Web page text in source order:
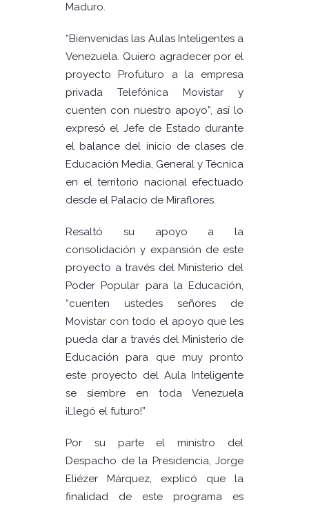
Maduro.
“Bienvenidas las Aulas Inteligentes a
Venezuela. Quiero agradecer por el
proyecto Profuturo a la empresa
privada Telefónica Movistar y
cuenten con nuestro apoyo”, así lo
expresó el Jefe de Estado durante
el balance del inicio de clases de
Educación Media, General y Técnica
en el territorio nacional efectuado
desde el Palacio de Miraflores.
Resaltó su apoyo a la
consolidación y expansión de este
proyecto a través del Ministerio del
Poder Popular para la Educación,
“cuenten ustedes señores de
Movistar con todo el apoyo que les
pueda dar a través del Ministerio de
Educación para que muy pronto
este proyecto del Aula Inteligente
se siembre en toda Venezuela
¡Llegó el futuro!”
Por su parte el ministro del
Despacho de la Presidencia, Jorge
Eliézer Márquez, explicó que la
finalidad de este programa es